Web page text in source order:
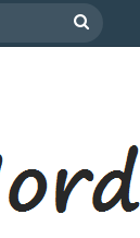
Cercare